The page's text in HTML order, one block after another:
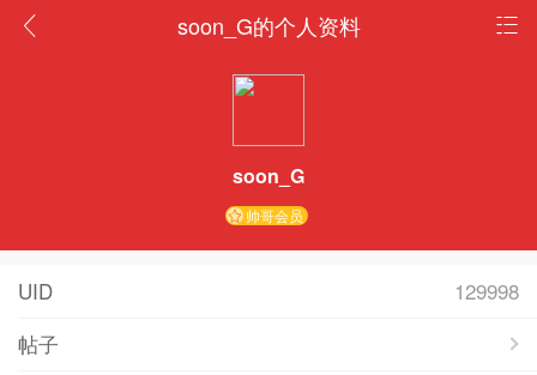
soon_G的个人资料
soon_G
帅哥会员
UID
129998
帖子